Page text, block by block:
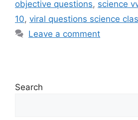
objective questions, science
10, viral questions science
Leave a comment
Search